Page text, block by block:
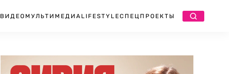
ВИДЕО МУЛЬТИМЕДИА LIFESTYLEСПЕЦПРОЕКТЫ